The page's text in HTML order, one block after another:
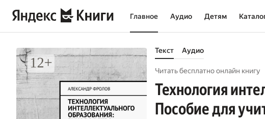
Главное Аудио Детям
Текст Аудио
Читать бесплатно онлайн книгу
Технология
Пособие для